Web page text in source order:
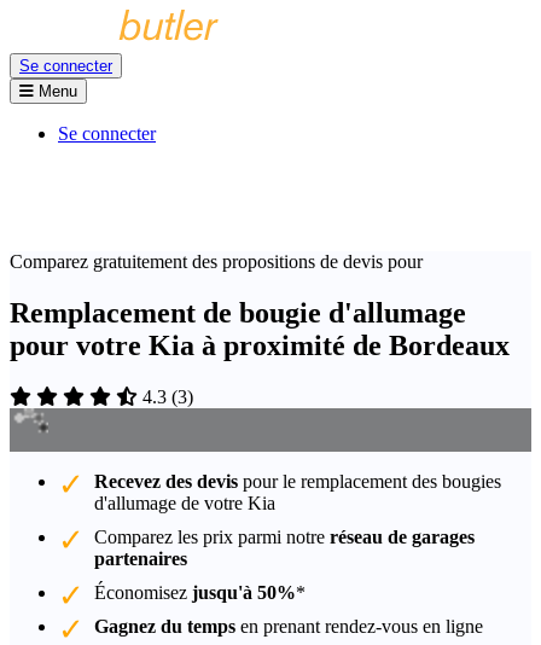
Se connecter
Menu
Se connecter
Comparez gratuitement des propositions de devis pour
Remplacement de bougie d'allumage
pour votre Kia à proximité de Bordeaux
4.3 (3)
Recevez des devis pour le remplacement des bougies
d'allumage de votre Kia
Comparez les prix parmi notre réseau de garages
partenaires
Économisez jusqu'à 50%*
Gagnez du temps en prenant rendez-vous en ligne